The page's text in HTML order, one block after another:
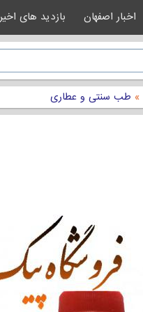
اخبار اصفهان بازدید های اخیر
» طب سنتی و عطاری